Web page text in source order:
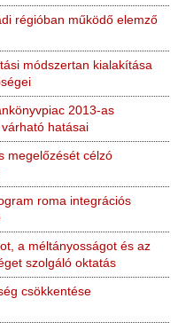
régióban működő elemző
módszertan kialakítása
2013-as
hatásai
megelőzését célzó
roma integrációs
a méltányosságot és az
szolgáló oktatás
csökkentése